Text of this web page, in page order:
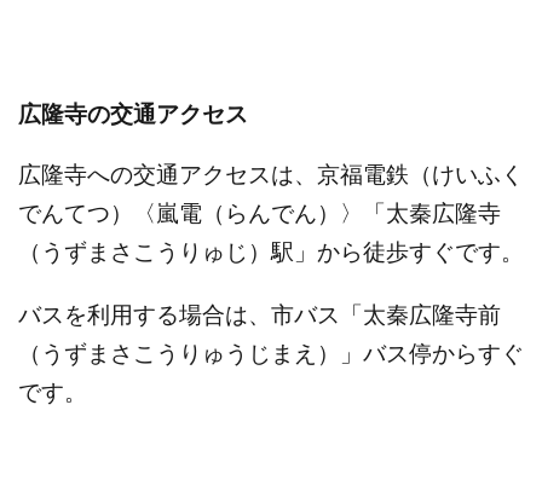
広隆寺の交通アクセス
広隆寺への交通アクセスは、京福電鉄（けいふく
でんてつ）〈嵐電（らんでん）〉「太秦広隆寺
（うずまさこうりゅじ）駅」から徒歩すぐです。
バスを利用する場合は、市バス「太秦広隆寺前
（うずまさこうりゅうじまえ）」バス停からすぐ
です。